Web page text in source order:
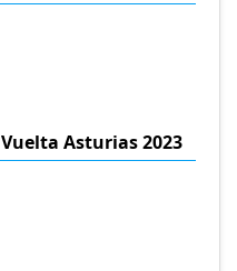
Vuelta Asturias 2023